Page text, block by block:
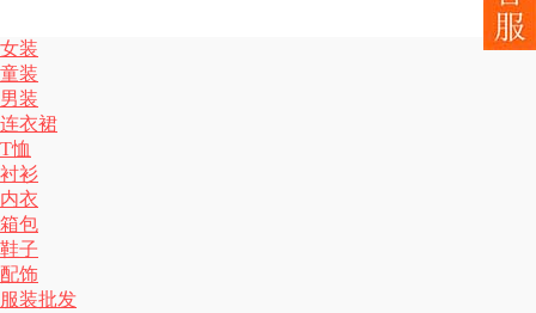
女装
童装
男装
连衣裙
T恤
衬衫
内衣
箱包
鞋子
配饰
服装批发